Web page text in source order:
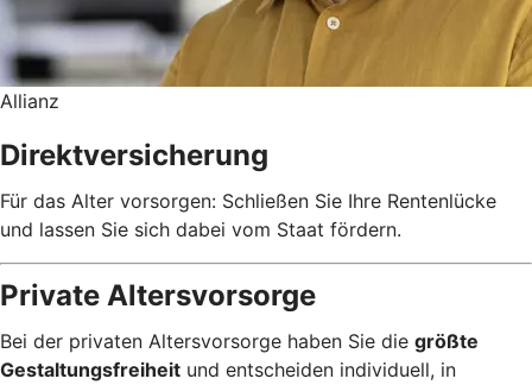
Allianz
Direktversicherung
Für das Alter vorsorgen: Schließen Sie Ihre Rentenlücke
und lassen Sie sich dabei vom Staat fördern.
Private Altersvorsorge
Bei der privaten Altersvorsorge haben Sie die größte
Gestaltungsfreiheit und entscheiden individuell, in